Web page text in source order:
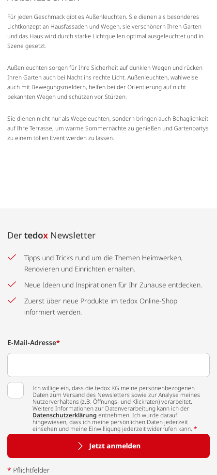
Für jeden Geschmack gibt es Außenleuchten. Sie dienen als besonderes
Lichtkonzept an Hausfassaden und Wegen, sie verschönern Ihren Garten
und das Haus wird durch starke Lichtquellen optimal ausgeleuchtet und in
Szene gesetzt.
Außenleuchten sorgen für Ihre Sicherheit auf dunklen Wegen und rücken
Ihren Garten auch bei Nacht ins rechte Licht. Außenleuchten, wahlweise
auch mit Bewegungsmeldern, helfen bei der Orientierung auf nicht
bekannten Wegen und schützen vor Stürzen.
Sie dienen nicht nur als Wegeleuchten, sondern bringen auch Behaglichkeit
auf Ihre Terrasse, um warme Sommernächte zu genießen und Gartenpartys
zu einem tollen Event werden zu lassen.
Der tedox Newsletter
Tipps und Tricks rund um die Themen Heimwerken,
Renovieren und Einrichten erhalten.
Neue Ideen und Inspirationen für Ihr Zuhause entdecken.
Zuerst über neue Produkte im tedox Online-Shop
informiert werden.
E-Mail-Adresse*
Ich willige ein, dass die tedox KG meine personenbezogenen
Daten zum Versand des Newsletters sowie zur Analyse meines
Nutzerverhaltens (z.B. Öffnungs- und Klickraten) verarbeitet.
Weitere Informationen zur Datenverarbeitung kann ich der
Datenschutzerklärung entnehmen. Ich wurde darauf
hingewiesen, dass ich meine persönlichen Daten jederzeit
einsehen und meine Einwilligung jederzeit widerrufen kann. *
Jetzt anmelden
* Pflichtfelder